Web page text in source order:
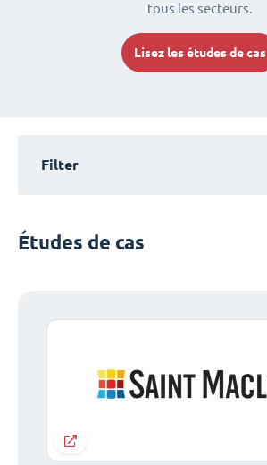
tous les secteurs.
Lisez les études de cas
Filter
Études de cas